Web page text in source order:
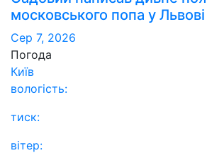
московського попа у Львові
Сер 7, 2026
Погода
Київ
вологість:
тиск:
вітер: